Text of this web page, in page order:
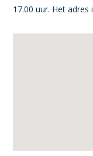
17.00 uur. Het